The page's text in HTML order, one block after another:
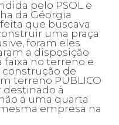
pelo PSOL e
da Géorgia
que buscava
uma praça
foram eles
a disposição
faixa no terreno e
construção de
terreno PÚBLICO
destinado à
a uma quarta
empresa na